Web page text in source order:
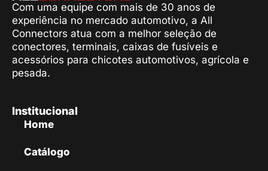
Com uma equipe com mais de 30 anos de
experiência no mercado automotivo, a All
Connectors atua com a melhor seleção de
conectores, terminais, caixas de fusíveis e
acessórios para chicotes automotivos, agrícola e
pesada.
Institucional
Home
Catálogo